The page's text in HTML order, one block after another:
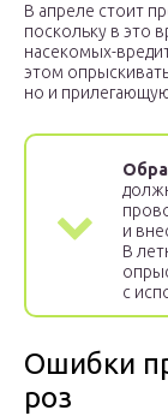
В апреле стоит
поскольку в это
насекомых-
этом
но и
и
В
с
Ошибки
роз